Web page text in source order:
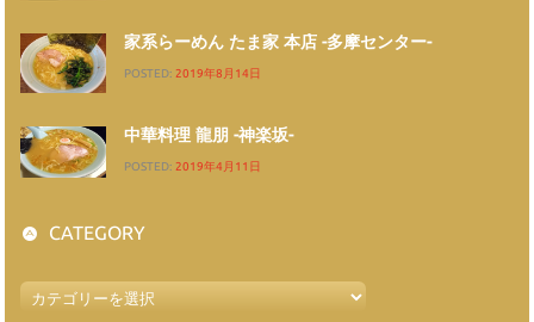
家系らーめん たま家 本店 -多摩センター-
POSTED: 2019年8月14日
中華料理 龍朋 -神楽坂-
POSTED: 2019年4月11日
CATEGORY